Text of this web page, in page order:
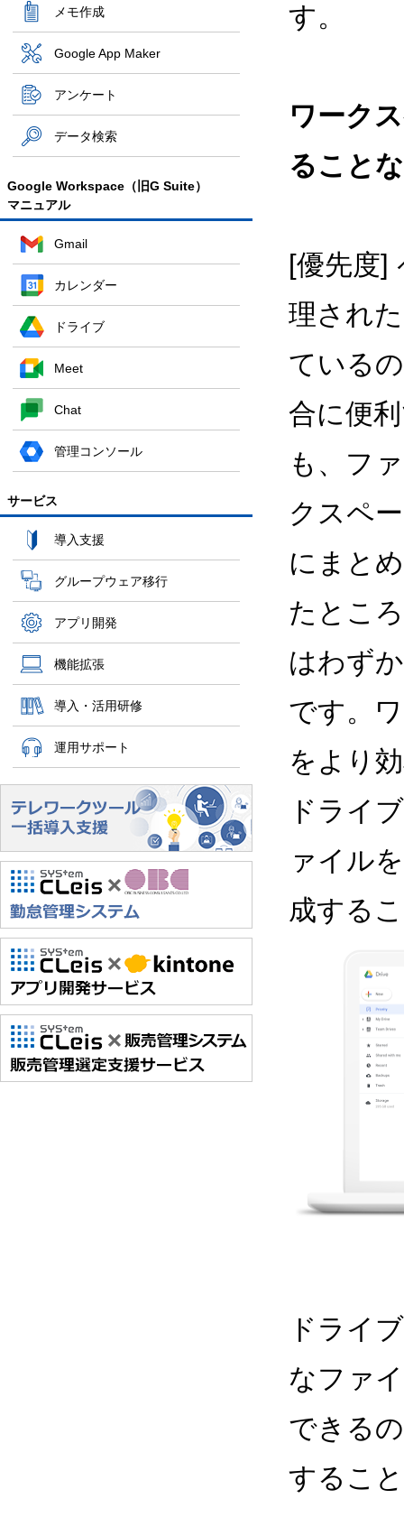
メモ作成
Google App Maker
アンケート
データ検索
Google Workspace（旧G Suite）
マニュアル
Gmail
カレンダー
ドライブ
Meet
Chat
管理コンソール
サービス
導入支援
グループウェア移行
アプリ開発
機能拡張
導入・活用研修
運用サポート
す。
ワーク
ること
[優先度]
理され
ている
合に便
も、フ
クスペ
にまと
たとこ
はわず
です。
をより
ドライ
ァイル
成する
ドライ
なファ
できる
するこ